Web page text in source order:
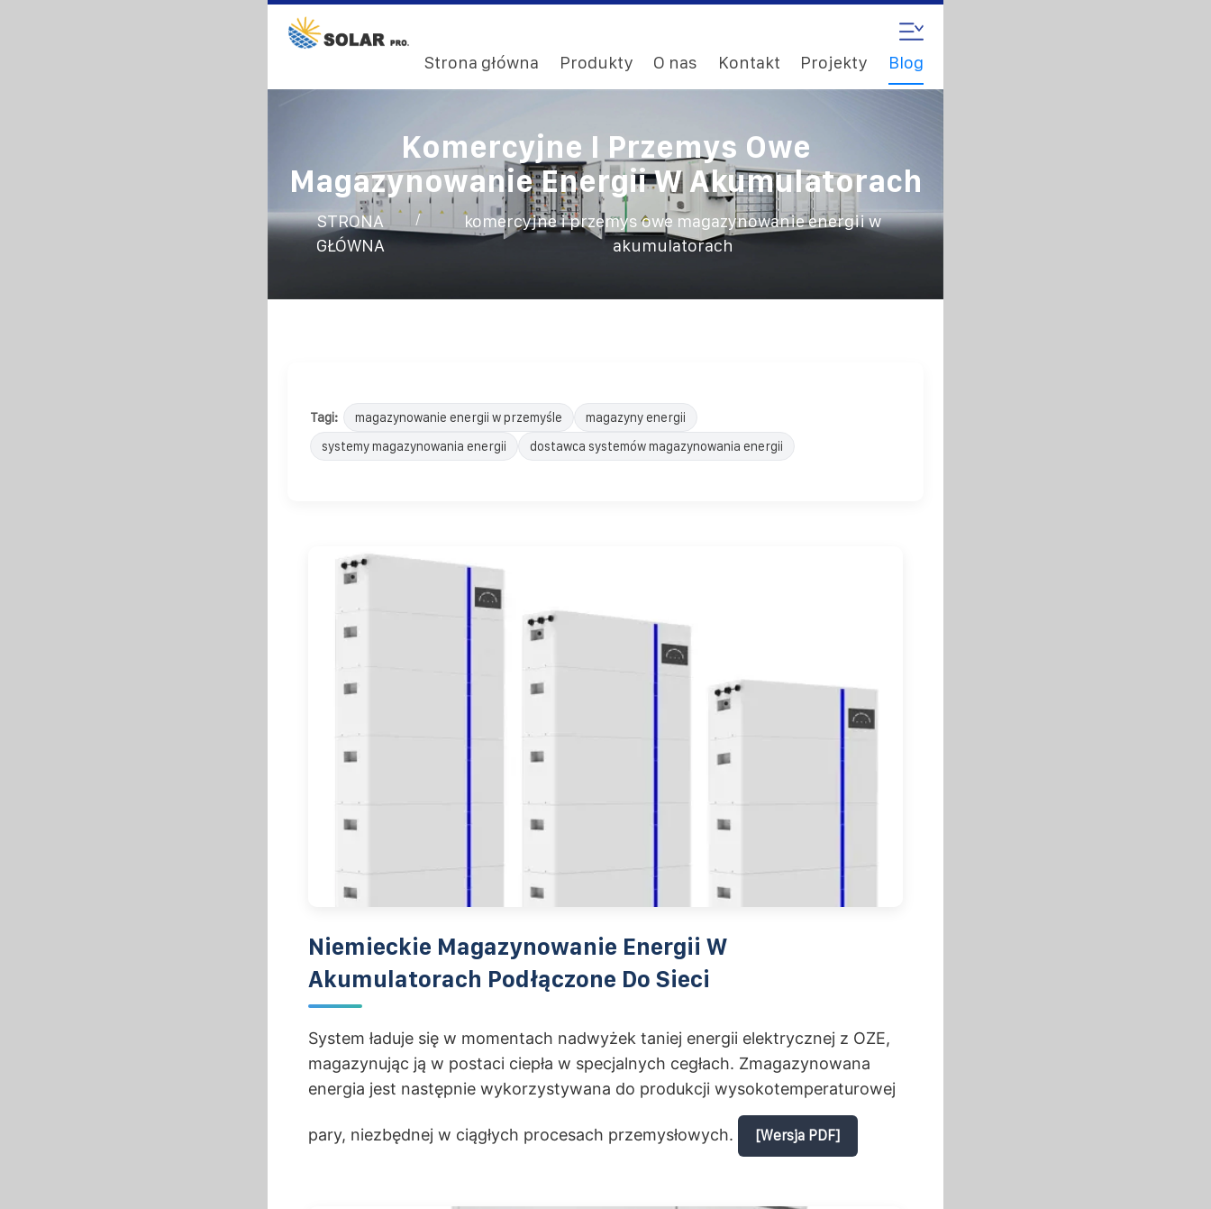
Strona główna Produkty O nas Kontakt Projekty Blog
Komercyjne I Przemys Owe
Magazynowanie Energii W Akumulatorach
STRONA
GŁÓWNA
/
komercyjne i przemys owe magazynowanie energii w
akumulatorach
Tagi: magazynowanie energii w przemyśle
magazyny energii
systemy magazynowania energii
dostawca systemów magazynowania energii
Niemieckie Magazynowanie Energii W
Akumulatorach Podłączone Do Sieci
System ładuje się w momentach nadwyżek taniej energii elektrycznej z OZE,
magazynując ją w postaci ciepła w specjalnych cegłach. Zmagazynowana
energia jest następnie wykorzystywana do produkcji wysokotemperaturowej
pary, niezbędnej w ciągłych procesach przemysłowych. [Wersja PDF]